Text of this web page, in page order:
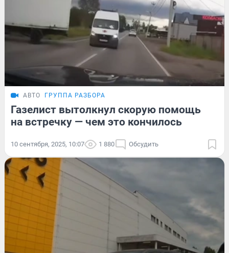
АВТО ГРУППА РАЗБОРА
Газелист вытолкнул скорую помощь
на встречку — чем это кончилось
10 сентября, 2025, 10:07 1 880 Обсудить